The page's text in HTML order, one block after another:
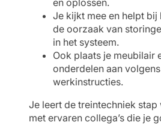
en oplossen.
Je kijkt mee en helpt bij
de oorzaak van
in het systeem.
Ook plaats je meubilair
onderdelen aan
werkinstructies.
Je leert de treintechniek stap
met ervaren collega’s die je